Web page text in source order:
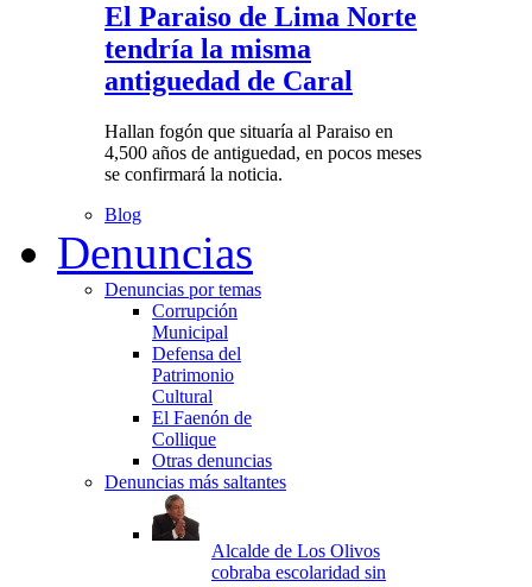
El Paraiso de Lima Norte
tendría la misma
antiguedad de Caral
Hallan fogón que situaría al Paraiso en
4,500 años de antiguedad, en pocos meses
se confirmará la noticia.
Blog
Denuncias
Denuncias por temas
Corrupción
Municipal
Defensa del
Patrimonio
Cultural
El Faenón de
Collique
Otras denuncias
Denuncias más saltantes
Alcalde de Los Olivos
cobraba escolaridad sin